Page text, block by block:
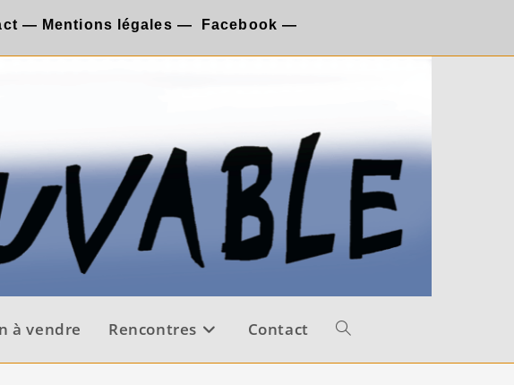
— Mentions légales — Facebook —
à vendre Rencontres Contact Toggle